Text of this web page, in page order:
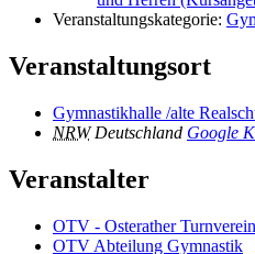
Veranstaltungskategorie:
Veranstaltungsort
Gymnastikhalle /alte
NRW Deutschland Google
Veranstalter
OTV - Osterather
OTV Abteilung Gymnastik